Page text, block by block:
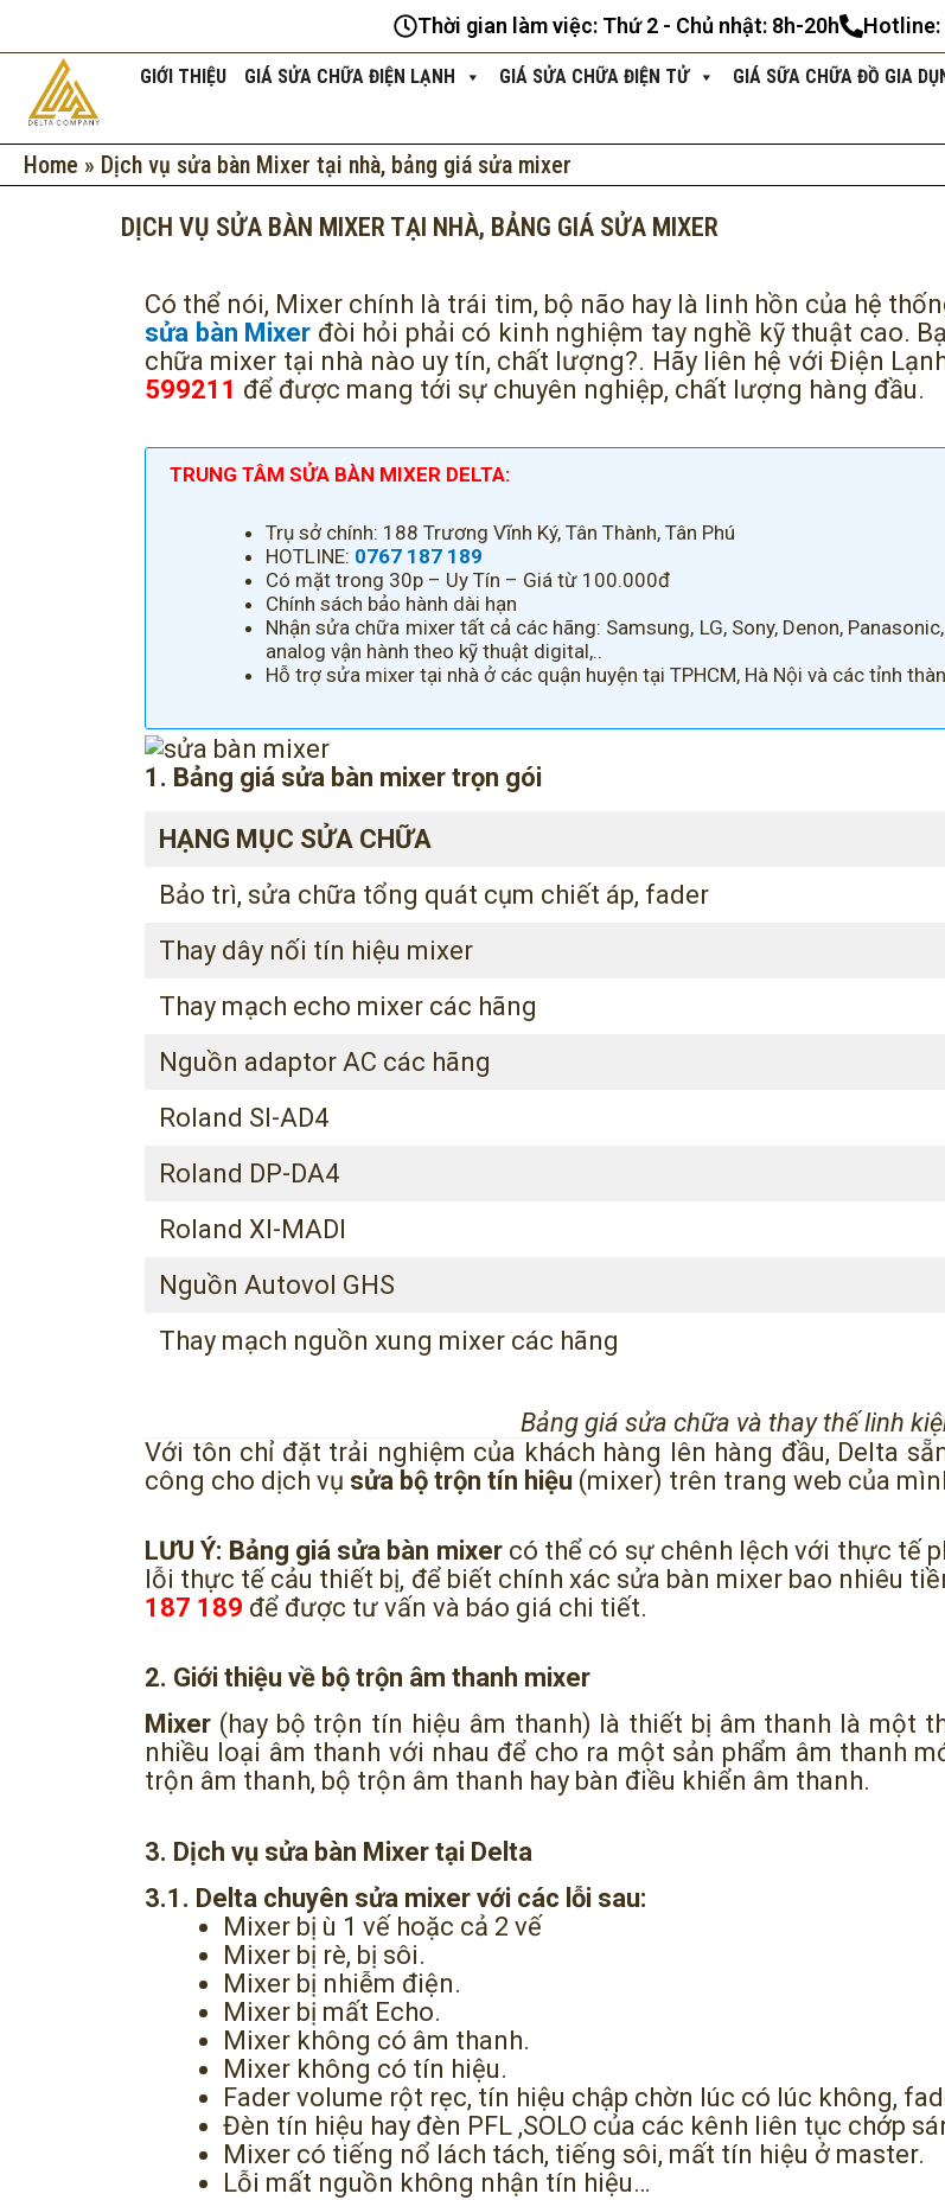
dung
Thời gian làm việc: Thứ 2 - Chủ nhật: 8h-20h Hotline:
GIỚI THIỆU GIÁ SỬA CHỮA ĐIỆN LẠNH GIÁ SỬA CHỮA ĐIỆN TỬ GIÁ SỮA CHỮA ĐỒ GIA
Home » Dịch vụ sửa bàn Mixer tại nhà, bảng giá sửa mixer
DỊCH VỤ SỬA BÀN MIXER TẠI NHÀ, BẢNG GIÁ SỬA MIXER
Có thể nói, Mixer chính là trái tim, bộ não hay là linh hồn của hệ
sửa bàn Mixer đòi hỏi phải có kinh nghiệm tay nghề kỹ thuật cao.
chữa mixer tại nhà nào uy tín, chất lượng?. Hãy liên hệ với Điện
599211 để được mang tới sự chuyên nghiệp, chất lượng hàng đầu.
TRUNG TÂM SỬA BÀN MIXER DELTA:
Trụ sở chính: 188 Trương Vĩnh Ký, Tân Thành, Tân Phú
HOTLINE: 0767 187 189
Có mặt trong 30p – Uy Tín – Giá từ 100.000đ
Chính sách bảo hành dài hạn
Nhận sửa chữa mixer tất cả các hãng: Samsung, LG, Sony, Denon,
analog vận hành theo kỹ thuật digital,..
Hỗ trợ sửa mixer tại nhà ở các quận huyện tại TPHCM, Hà Nội và các tỉnh
1. Bảng giá sửa bàn mixer trọn gói
HẠNG MỤC SỬA CHỮA
Bảo trì, sửa chữa tổng quát cụm chiết áp, fader
Thay dây nối tín hiệu mixer
Thay mạch echo mixer các hãng
Nguồn adaptor AC các hãng
Roland SI-AD4
Roland DP-DA4
Roland XI-MADI
Nguồn Autovol GHS
Thay mạch nguồn xung mixer các hãng
Bảng giá sửa chữa và thay thế linh
Với tôn chỉ đặt trải nghiệm của khách hàng lên hàng đầu, Delta
công cho dịch vụ sửa bộ trộn tín hiệu (mixer) trên trang web của
LƯU Ý: Bảng giá sửa bàn mixercó thể có sự chênh lệch với thực tế
lỗi thực tế cảu thiết bị, để biết chính xác sửa bàn mixer bao nhiêu
187 189 để được tư vấn và báo giá chi tiết.
2. Giới thiệu về bộ trộn âm thanh mixer
Mixer (hay bộ trộn tín hiệu âm thanh) là thiết bị âm thanh là một
nhiều loại âm thanh với nhau để cho ra một sản phẩm âm thanh
trộn âm thanh, bộ trộn âm thanh hay bàn điều khiển âm thanh.
3. Dịch vụ sửa bàn Mixer tại Delta
3.1. Delta chuyên sửa mixer với các lỗi sau:
Mixer bị ù 1 vế hoặc cả 2 vế
Mixer bị rè, bị sôi.
Mixer bị nhiễm điện.
Mixer bị mất Echo.
Mixer không có âm thanh.
Mixer không có tín hiệu.
Fader volume rột rẹc, tín hiệu chập chờn lúc có lúc không,
Đèn tín hiệu hay đèn PFL ,SOLO của các kênh liên tục chớp
Mixer có tiếng nổ lách tách, tiếng sôi, mất tín hiệu ở master.
Lỗi mất nguồn không nhận tín hiệu…